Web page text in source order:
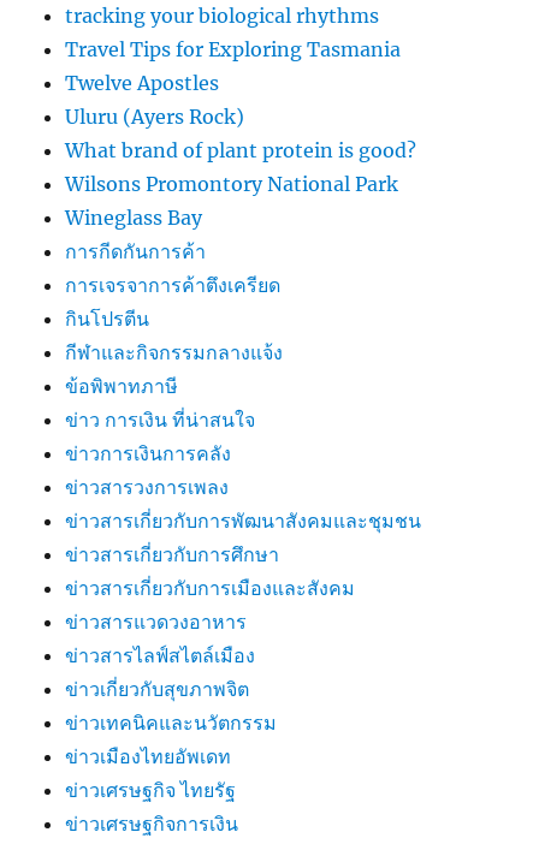
tracking your biological rhythms
Travel Tips for Exploring Tasmania
Twelve Apostles
Uluru (Ayers Rock)
What brand of plant protein is good?
Wilsons Promontory National Park
Wineglass Bay
การกีดกันการค้า
การเจรจาการค้าตึงเครียด
กินโปรตีน
กีฬาและกิจกรรมกลางแจ้ง
ข้อพิพาทภาษี
ข่าว การเงิน ที่น่าสนใจ
ข่าวการเงินการคลัง
ข่าวสารวงการเพลง
ข่าวสารเกี่ยวกับการพัฒนาสังคมและชุมชน
ข่าวสารเกี่ยวกับการศึกษา
ข่าวสารเกี่ยวกับการเมืองและสังคม
ข่าวสารแวดวงอาหาร
ข่าวสารไลฟ์สไตล์เมือง
ข่าวเกี่ยวกับสุขภาพจิต
ข่าวเทคนิคและนวัตกรรม
ข่าวเมืองไทยอัพเดท
ข่าวเศรษฐกิจ ไทยรัฐ
ข่าวเศรษฐกิจการเงิน